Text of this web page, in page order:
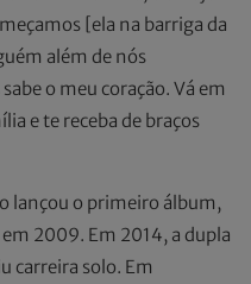
[ela na barriga da
além de nós
o meu coração. Vá em
e te receba de braços
lançou o primeiro álbum,
em 2009. Em 2014, a dupla
carreira solo. Em